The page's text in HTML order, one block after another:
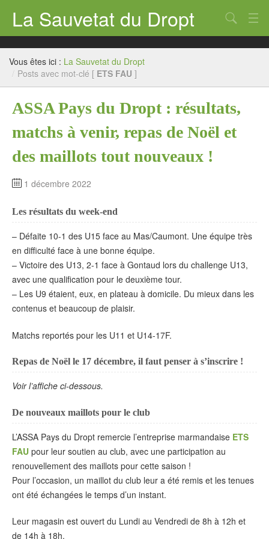
La Sauvetat du Dropt
Accueil
Mairie
Chercher
Vous êtes ici : La Sauvetat du Dropt
/ Posts avec mot-clé [ ETS FAU ]
ASSA Pays du Dropt : résultats,
matchs à venir, repas de Noël et
des maillots tout nouveaux !
1 décembre 2022
Les résultats du week-end
– Défaite 10-1 des U15 face au Mas/Caumont. Une équipe très
en difficulté face à une bonne équipe.
– Victoire des U13, 2-1 face à Gontaud lors du challenge U13,
avec une qualification pour le deuxième tour.
– Les U9 étaient, eux, en plateau à domicile. Du mieux dans les
contenus et beaucoup de plaisir.
Matchs reportés pour les U11 et U14-17F.
Repas de Noël le 17 décembre, il faut penser à s’inscrire !
Voir l’affiche ci-dessous.
De nouveaux maillots pour le club
L’ASSA Pays du Dropt remercie l’entreprise marmandaise ETS
FAU pour leur soutien au club, avec une participation au
renouvellement des maillots pour cette saison !
Pour l’occasion, un maillot du club leur a été remis et les tenues
ont été échangées le temps d’un instant.
Leur magasin est ouvert du Lundi au Vendredi de 8h à 12h et
de 14h à 18h.